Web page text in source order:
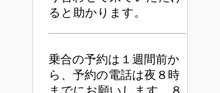
ると助かります。
乗合の予約は１週間前か
ら、予約の電話は夜８時
までにお願いします。８